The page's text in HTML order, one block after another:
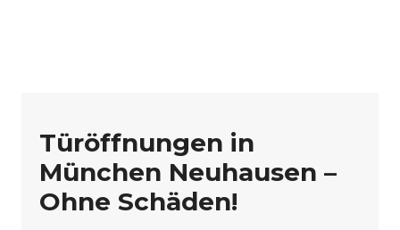
Türöffnungen in
München Neuhausen –
Ohne Schäden!